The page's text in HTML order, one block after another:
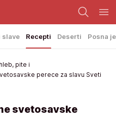
slave Recepti Deserti Posna
pite i
perece za slavu Sveti
svetosavske